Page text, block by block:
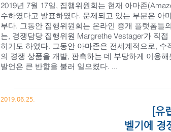
2019년 7월 17일, 집행위원회는 현재 아마존
수하였다고 발표하였다. 문제되고 있는 부분은 아
부다. 그동안 집행위원회는 온라인 중개 플랫폼들
는, 경쟁담당 집행위원 Margrethe Vestager가 직
히기도 하였다. 그동안 아마존은 전세계적으로,
의 경쟁 상품을 개발, 판촉하는 데 부당하게 이용
발언은 큰 반향을 불러 일으켰다. ...
2019.06.25.
[유
벨기에 경